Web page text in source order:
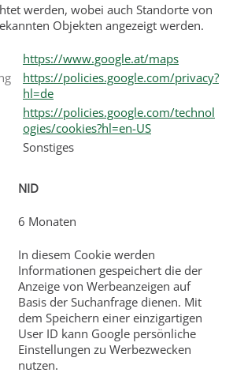
werden, wobei auch Standorte von
Objekten angezeigt werden.
https://www.google.at/maps
https://policies.google.com/privacy?
hl=de
https://policies.google.com/technol
ogies/cookies?hl=en-US
Sonstiges
NID
6 Monaten
In diesem Cookie werden
Informationen gespeichert die der
Anzeige von Werbeanzeigen auf
Basis der Suchanfrage dienen. Mit
dem Speichern einer einzigartigen
User ID kann Google persönliche
Einstellungen zu Werbezwecken
nutzen.